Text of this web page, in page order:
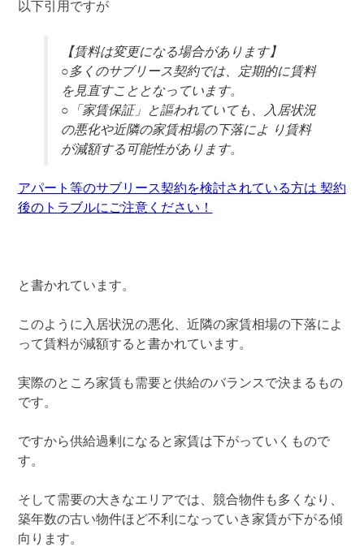
以下引用ですが
【賃料は変更になる場合があります】
○多くのサブリース契約では、定期的に賃料
を見直すこととなっています。
○「家賃保証」と謳われていても、入居状況
の悪化や近隣の家賃相場の下落によ り賃料
が減額する可能性があります。
アパート等のサブリース契約を検討されている方は 契約
後のトラブルにご注意ください！
と書かれています。
このように入居状況の悪化、近隣の家賃相場の下落によ
って賃料が減額すると書かれています。
実際のところ家賃も需要と供給のバランスで決まるもの
です。
ですから供給過剰になると家賃は下がっていくもので
す。
そして需要の大きなエリアでは、競合物件も多くなり、
築年数の古い物件ほど不利になっていき家賃が下がる傾
向ります。